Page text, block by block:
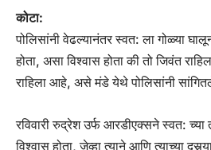
कोटा:
पोलिसांनी वेढल्यानंतर स्वत: ला गोळ्या
होता, असा विश्वास होता की तो जिवंत
राहिला आहे, असे मंडे येथे पोलिसांनी
रविवारी रुद्रेश उर्फ ​​आरडीएक्सने स्वत: च्या
विश्वास होता, जेव्हा त्याने आणि त्याच्या